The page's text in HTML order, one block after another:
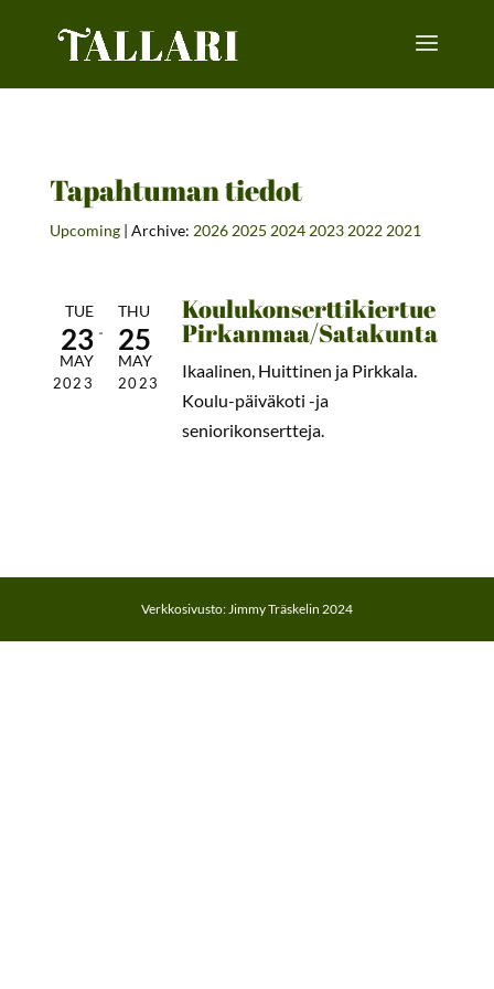
Tapahtuman tiedot
Upcoming| Archive: 2026 2025 2024 2023 2022 2021
TUE
23
MAY
2023
THU
25
MAY
2023
Koulukonserttikiertue
Pirkanmaa/Satakunta
Ikaalinen, Huittinen ja Pirkkala.
Koulu-päiväkoti -ja
seniorikonsertteja.
Verkkosivusto: Jimmy Träskelin 2024